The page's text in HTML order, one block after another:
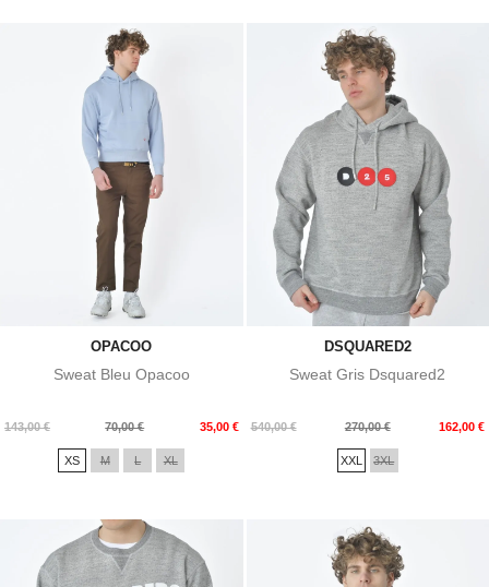
OPACOO
Sweat Bleu Opacoo
143,00 €
Prix
70,00 € 35,00 €
Prix
XS M L XL
DSQUARED2
Sweat Gris Dsquared2
540,00 €
Prix
270,00 € 162,00 €
Prix
XXL 3XL